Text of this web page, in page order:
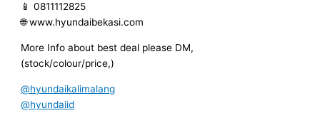
📱 0811112825
🌐 www.hyundaibekasi.com
More Info about best deal please DM,
(stock/colour/price,)
@hyundaikalimalang
@hyundaiid